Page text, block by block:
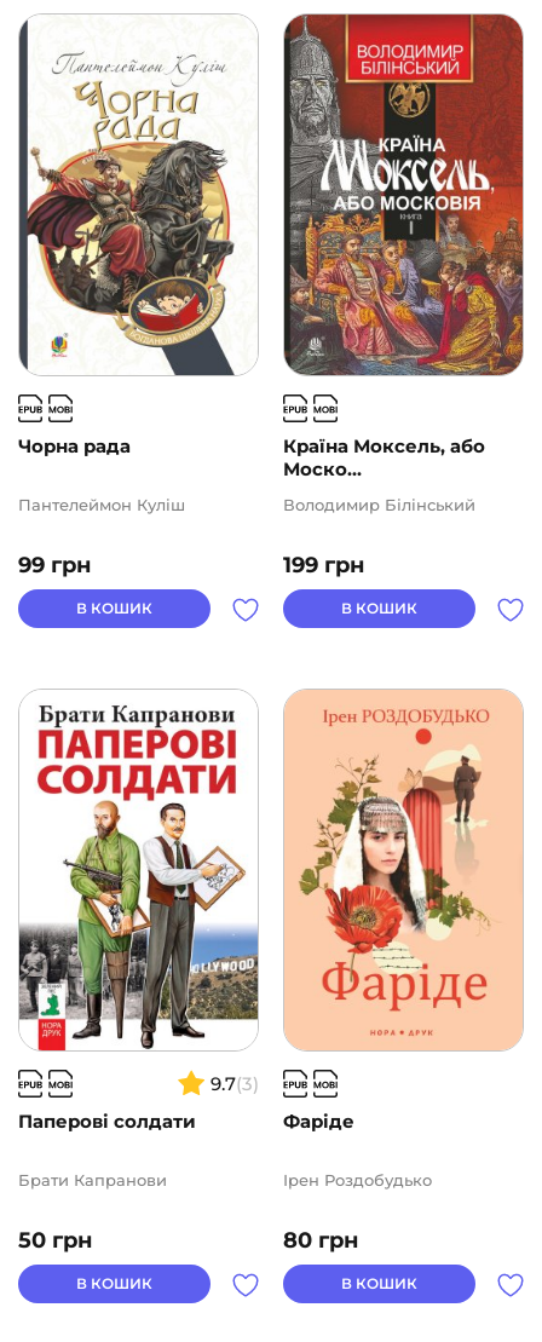
Чорна рада
99 грн
Пантелеймон Куліш
В КОШИК
Країна Моксель, або
Моско...
199 грн
Володимир Білінський
В КОШИК
9.7(3)
Паперові солдати
50 грн
Брати Капранови
В КОШИК
Фаріде
80 грн
Ірен Роздобудько
В КОШИК